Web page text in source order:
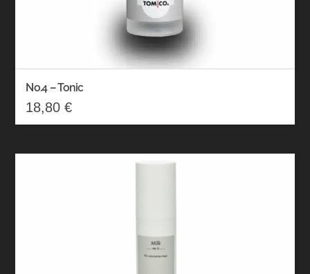
No.4 – Tonic
18,80€